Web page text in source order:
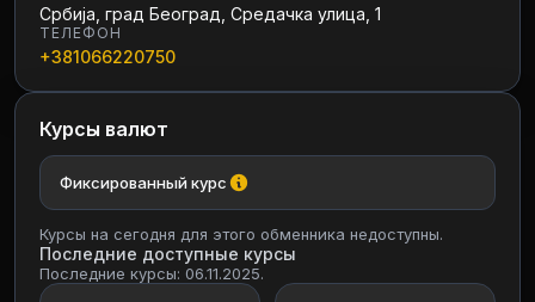
Србија, град Београд, Средачка улица, 1
ТЕЛЕФОН
+381066220750
Курсы валют
Фиксированный курс
Курсы на сегодня для этого обменника недоступны.
Последние доступные курсы
Последние курсы: 06.11.2025.